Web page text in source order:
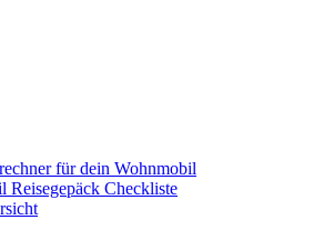
für dein Wohnmobil
Reisegepäck Checkliste